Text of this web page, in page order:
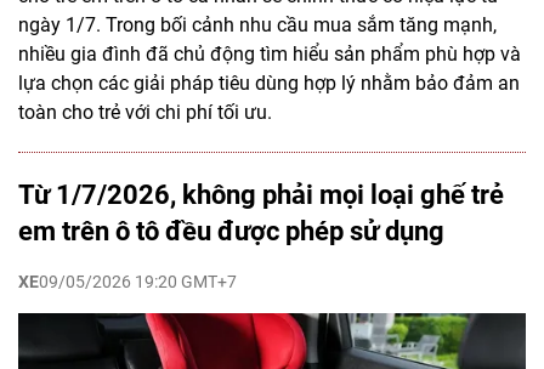
ngày 1/7. Trong bối cảnh nhu cầu mua sắm tăng mạnh,
nhiều gia đình đã chủ động tìm hiểu sản phẩm phù hợp và
lựa chọn các giải pháp tiêu dùng hợp lý nhằm bảo đảm an
toàn cho trẻ với chi phí tối ưu.
Từ 1/7/2026, không phải mọi loại ghế trẻ
em trên ô tô đều được phép sử dụng
XE09/05/2026 19:20 GMT+7